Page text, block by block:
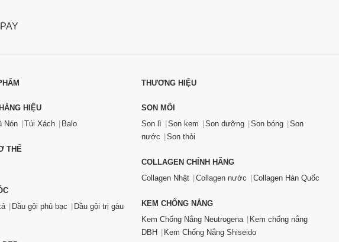
HIỆU
Nón Túi Xách Balo
THỂ
Dầu gội phủ bạc
Dầu gội trị gàu
THƯƠNG HIỆU
SON MÔI
Son lì
Son kem Son dưỡng Son bóng
Son
nước
Son thỏi
COLLAGEN CHÍNH HÃNG
Collagen Nhật
Collagen nước Collagen Hàn Quốc
KEM CHỐNG NẮNG
Kem Chống Nắng Neutrogena
Kem chống nắng
DBH
Kem Chống Nắng Shiseido